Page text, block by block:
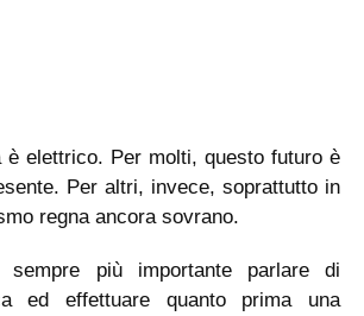
è elettrico. Per molti, questo futuro è
Per altri, invece, soprattutto in
regna ancora sovrano.
sempre più importante parlare di
ed effettuare quanto prima una